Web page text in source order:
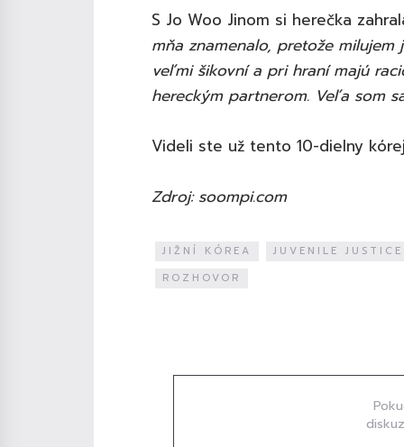
S Jo Woo Jinom si herečka
mňa znamenalo, pretože
veľmi šikovní a pri hraní majú
hereckým partnerom. Veľa som
Videli ste už tento 10-dielny
Zdroj: soompi.com
JIŽNÍ KÓREA JUVENILE JUSTICE
ROZHOVOR